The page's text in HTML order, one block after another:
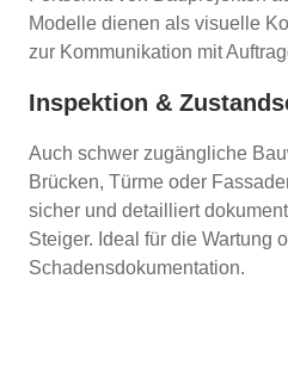
Modelle dienen als visuelle
zur Kommunikation mit
Inspektion &
Auch schwer zugängliche
Brücken, Türme oder
sicher und detailliert
Steiger. Ideal für die Wartung
Schadensdokumentation.